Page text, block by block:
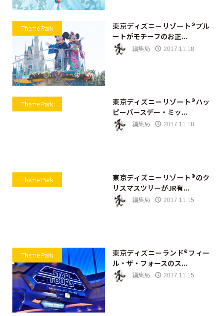
Theme Park
東京ディズニーリゾート®プル
ートがモチーフのお正...
編集局 2017.11.18
Theme Park
東京ディズニーリゾート®ハッ
ピーバースデー・ミッ...
編集局 2017.11.18
Theme Park
東京ディズニーリゾート®のク
リスマスツリーがJR有...
編集局 2017.11.15
Theme Park
東京ディズニーランド®フィー
ル・ザ・フォースのス...
編集局 2017.11.15